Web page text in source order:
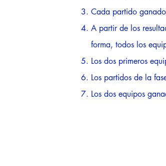
Cada partido
A partir de los
forma, todos los
Los dos primeros
Los partidos de la
Los dos equipos